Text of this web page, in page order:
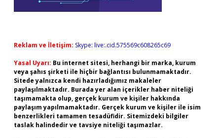
Reklam ve İletişim: Skype: live:.cid.575569c608265c69
Yasal Uyarı: Bu internet sitesi, herhangi bir marka, kurum
veya şahıs şirketi ile hiçbir bağlantısı bulunmamaktadır.
Sitede yalnızca kendi hazırladığımız makaleler
paylaşılmaktadır. Burada yer alan içerikler haber niteliği
taşımamakta olup, gerçek kurum ve kişiler hakkında
paylaşım yapılmamaktadır. Gerçek kurum ve kişiler ile isim
benzerlikleri tamamen tesadüfidir. Sitemizdeki bilgiler
taslak halindedir ve tavsiye niteliği taşımazlar.